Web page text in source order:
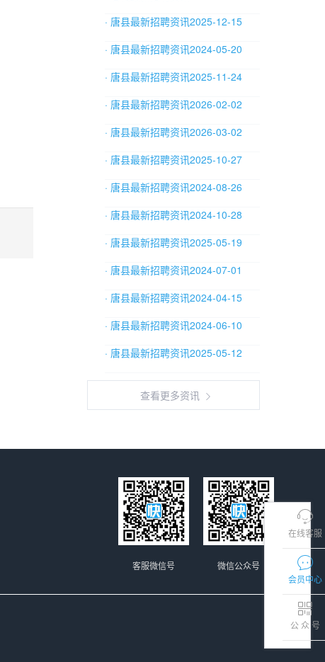
在线客服
会员中心
公 众 号
· 唐县最新招聘资讯2025-12-15
· 唐县最新招聘资讯2024-05-20
· 唐县最新招聘资讯2025-11-24
· 唐县最新招聘资讯2026-02-02
· 唐县最新招聘资讯2026-03-02
· 唐县最新招聘资讯2025-10-27
· 唐县最新招聘资讯2024-08-26
· 唐县最新招聘资讯2024-10-28
· 唐县最新招聘资讯2025-05-19
· 唐县最新招聘资讯2024-07-01
· 唐县最新招聘资讯2024-04-15
· 唐县最新招聘资讯2024-06-10
· 唐县最新招聘资讯2025-05-12
查看更多资讯
微信公众号
客服微信号